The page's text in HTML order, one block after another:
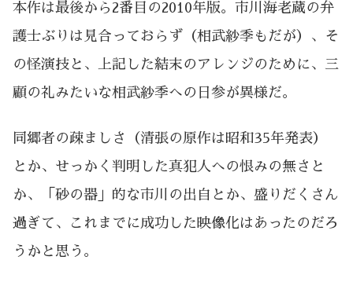
本作は最後から2番目の2010年版。市川海老蔵の弁
護士ぶりは見合っておらず（相武紗季もだが）、そ
の怪演技と、上記した結末のアレンジのために、三
顧の礼みたいな相武紗季への日参が異様だ。
同郷者の疎ましさ（清張の原作は昭和35年発表）
とか、せっかく判明した真犯人への恨みの無さと
か、「砂の器」的な市川の出自とか、盛りだくさん
過ぎて、これまでに成功した映像化はあったのだろ
うかと思う。